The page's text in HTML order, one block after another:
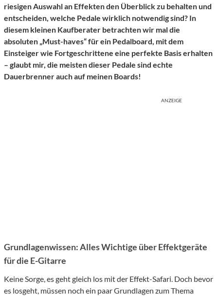
riesigen Auswahl an Effekten den Überblick zu behalten und
entscheiden, welche Pedale wirklich notwendig sind? In
diesem kleinen Kaufberater betrachten wir mal die
absoluten „Must-haves“ für ein Pedalboard, mit dem
Einsteiger wie Fortgeschrittene eine perfekte Basis erhalten
– glaubt mir, die meisten dieser Pedale sind echte
Dauerbrenner auch auf meinen Boards!
ANZEIGE
Grundlagenwissen: Alles Wichtige über Effektgeräte
für die E-Gitarre
Keine Sorge, es geht gleich los mit der Effekt-Safari. Doch bevor
es losgeht, müssen noch ein paar Grundlagen zum Thema